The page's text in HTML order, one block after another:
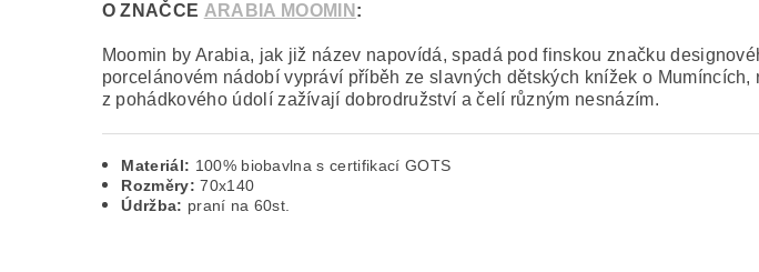
O ZNAČCE ARABIA MOOMIN :
Moomin by Arabia, jak již název napovídá, spadá pod finskou značku
porcelánovém nádobí vypráví příběh ze slavných dětských knížek o
z pohádkového údolí zažívají dobrodružství a čelí různým nesnázím.
Materiál: 100% biobavlna s certifikací GOTS
Rozměry:70x140
Údržba: praní na 60st.